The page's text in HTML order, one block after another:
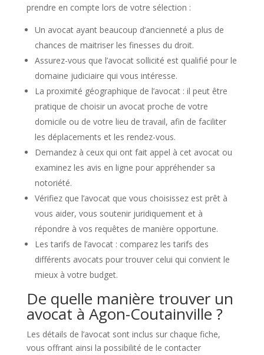
prendre en compte lors de votre sélection :
Un avocat ayant beaucoup d’ancienneté a plus de
chances de maitriser les finesses du droit.
Assurez-vous que l’avocat sollicité est qualifié pour le
domaine judiciaire qui vous intéresse.
La proximité géographique de l’avocat : il peut être
pratique de choisir un avocat proche de votre
domicile ou de votre lieu de travail, afin de faciliter
les déplacements et les rendez-vous.
Demandez à ceux qui ont fait appel à cet avocat ou
examinez les avis en ligne pour appréhender sa
notoriété.
Vérifiez que l’avocat que vous choisissez est prêt à
vous aider, vous soutenir juridiquement et à
répondre à vos requêtes de manière opportune.
Les tarifs de l’avocat : comparez les tarifs des
différents avocats pour trouver celui qui convient le
mieux à votre budget.
De quelle manière trouver un
avocat à Agon-Coutainville ?
Les détails de l’avocat sont inclus sur chaque fiche,
vous offrant ainsi la possibilité de le contacter